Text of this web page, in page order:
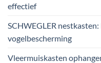
effectief
SCHWEGLER
vogelbescherming
Vleermuiskasten